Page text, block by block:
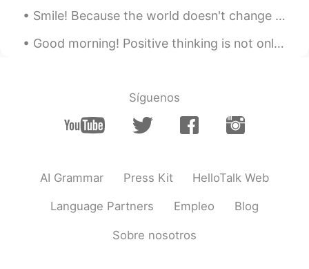
Smile! Because the world doesn't change with your sadness #arabic#turkish 웃어요! 세상은 당신의 슬픔으로 변하지 ...
Good morning! Positive thinking is not only about expecting the best to happen, but accepting tha...
Síguenos
AI Grammar Press Kit HelloTalk Web
Language Partners Empleo Blog
Sobre nosotros